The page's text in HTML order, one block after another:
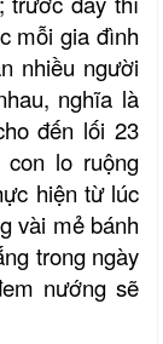
mỗi gia đình
nhiều người
nghĩa là
đến lối 23
lo ruộng
hiện từ lúc
vài mẻ bánh
trong ngày
nướng sẽ